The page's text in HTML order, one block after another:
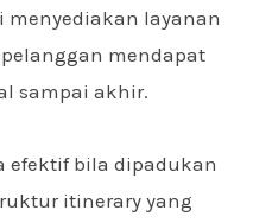
menyediakan layanan
mendapat
sampai akhir.
efektif bila dipadukan
itinerary yang